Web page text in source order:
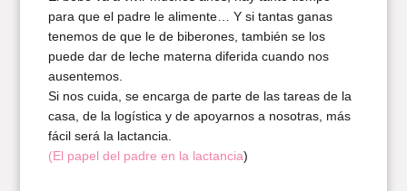
para que el padre le alimente… Y si tantas ganas
tenemos de que le de biberones, también se los
puede dar de leche materna diferida cuando nos
ausentemos.
Si nos cuida, se encarga de parte de las tareas de la
casa, de la logística y de apoyarnos a nosotras, más
fácil será la lactancia.
(El papel del padre en la lactancia)